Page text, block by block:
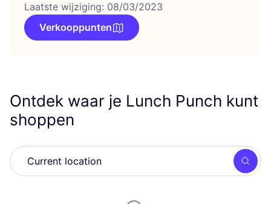
Laatste wijziging: 08/03/2023
Verkooppunten
Ontdek waar je Lunch Punch kunt
shoppen
Zoek